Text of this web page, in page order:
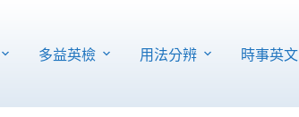
多益英檢 用法分辨 時事英文